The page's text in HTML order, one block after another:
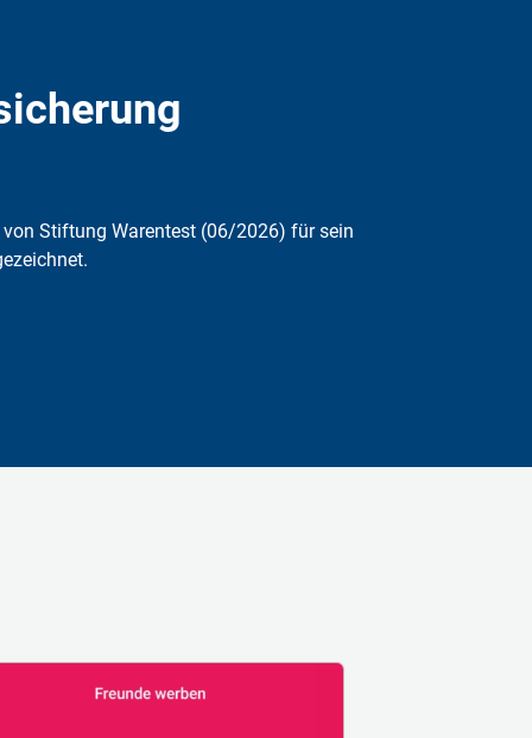
Stiftung Warentest (06/2026) für sein